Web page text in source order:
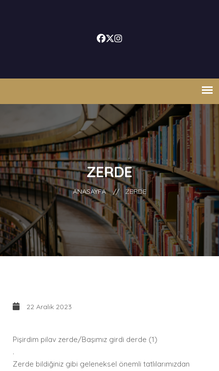
ZERDE
ANASAYFA // ZERDE
22 Aralık 2023
Pişirdim pilav zerde/Başımız girdi derde (1)
.
Zerde bildiğiniz gibi geleneksel önemli tatlılarımızdan